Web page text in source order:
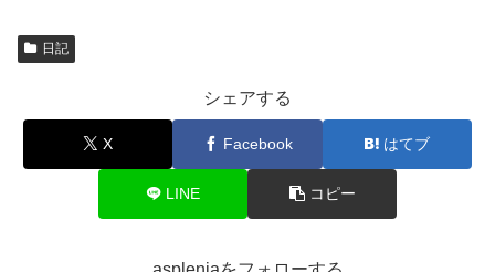
日記
シェアする
X Facebook はてブ
LINE コピー